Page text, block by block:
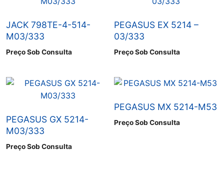
JACK 798TE-4-514-
M03/333
Preço Sob Consulta
PEGASUS EX 5214 –
03/333
Preço Sob Consulta
PEGASUS GX 5214-
M03/333
Preço Sob Consulta
PEGASUS MX 5214-M53
Preço Sob Consulta